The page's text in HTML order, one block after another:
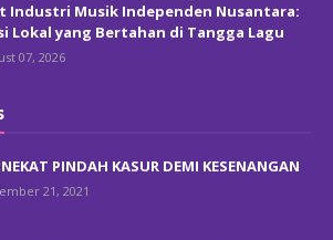
Industri Musik Independen Nusantara:
Lokal yang Bertahan di Tangga Lagu
07, 2026
PINDAH KASUR DEMI KESENANGAN
21, 2021